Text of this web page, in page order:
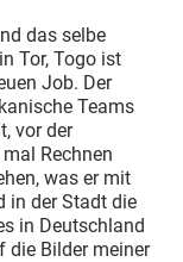
das selbe
Tor, Togo ist
Job. Der
Teams
vor der
Rechnen
was er mit
in der Stadt die
in Deutschland
die Bilder meiner